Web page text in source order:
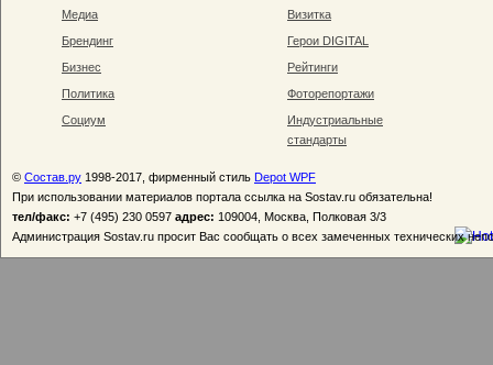
Медиа
Брендинг
Бизнес
Политика
Социум
Визитка
Герои DIGITAL
Рейтинги
Фоторепортажи
Индустриальные
стандарты
© Состав.ру 1998-2017, фирменный стиль Depot WPF
При использовании материалов портала ссылка на Sostav.ru обязательна!
тел/факс: +7 (495) 230 0597 адрес: 109004, Москва, Полковая 3/3
Администрация Sostav.ru просит Вас сообщать о всех замеченных технических